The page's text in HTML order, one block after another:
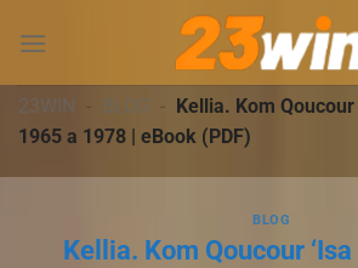
đến
dung23WIN - BLOG - Kellia. Kom
1965 a 1978 | eBook (PDF)
BLOG
Kellia. Kom Qoucour